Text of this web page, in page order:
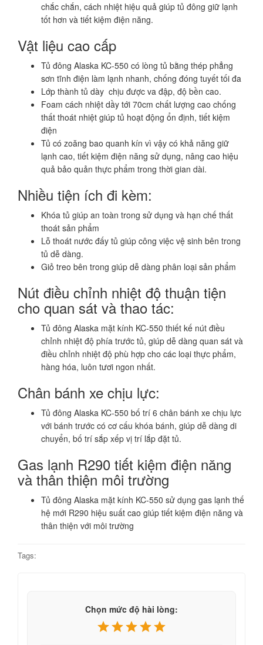
chắc chắn, cách nhiệt hiệu quả giúp tủ đông giữ lạnh
tốt hơn và tiết kiệm điện năng.
Vật liệu cao cấp
Tủ đông Alaska KC-550 có lòng tủ bằng thép phẳng
sơn tĩnh điện làm lạnh nhanh, chống đóng tuyết tối đa
Lớp thành tủ dày chịu được va đập, độ bền cao.
Foam cách nhiệt dầy tới 70cm chất lượng cao chống
thất thoát nhiệt giúp tủ hoạt động ổn định, tiết kiệm
điện
Tủ có zoăng bao quanh kín vì vậy có khả năng giữ
lạnh cao, tiết kiệm điện năng sử dụng, nâng cao hiệu
quả bảo quản thực phẩm trong thời gian dài.
Nhiều tiện ích đi kèm:
Khóa tủ giúp an toàn trong sử dụng và hạn chế thất
thoát sản phẩm
Lỗ thoát nước đấy tủ giúp công việc vệ sinh bên trong
tủ dễ dàng.
Giỏ treo bên trong giúp dễ dàng phân loại sản phẩm
Nút điều chỉnh nhiệt độ thuận tiện
cho quan sát và thao tác:
Tủ đông Alaska mặt kính KC-550 thiết kế nút điều
chỉnh nhiệt độ phía trước tủ, giúp dễ dàng quan sát và
điều chỉnh nhiệt độ phù hợp cho các loại thực phẩm,
hàng hóa, luôn tươi ngon nhất.
Chân bánh xe chịu lực:
Tủ đông Alaska KC-550 bố trí 6 chân bánh xe chịu lực
với bánh trước có cơ cấu khóa bánh, giúp dễ dàng di
chuyển, bố trí sắp xếp vị trí lắp đặt tủ.
Gas lạnh R290 tiết kiệm điện năng
và thân thiện môi trường
Tủ đông Alaska mặt kính KC-550 sử dụng gas lạnh thế
hệ mới R290 hiệu suất cao giúp tiết kiệm điện năng và
thân thiện với môi trường
Tags:
Chọn mức độ hài lòng: